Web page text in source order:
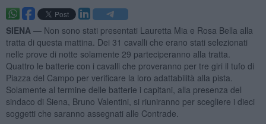
SIENA — Non sono stati presentati Lauretta Mia e Rosa Bella alla
tratta di questa mattina. Dei 31 cavalli che erano stati selezionati
nelle prove di notte solamente 29 parteciperanno alla tratta.
Quattro le batterie con i cavalli che proveranno per tre giri il tufo di
Piazza del Campo per verificare la loro adattabilità alla pista.
Solamente al termine delle batterie i capitani, alla presenza del
sindaco di Siena, Bruno Valentini, si riuniranno per scegliere i dieci
soggetti che saranno assegnati alle Contrade.